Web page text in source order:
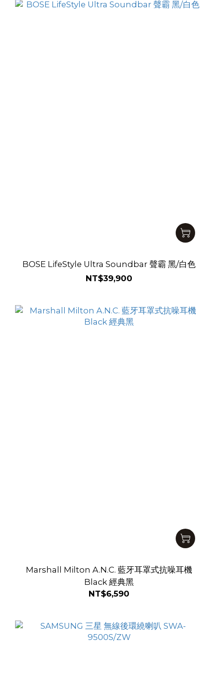
BOSE LifeStyle Ultra Soundbar 聲霸 黑/白色
NT$39,900
Marshall Milton A.N.C. 藍牙耳罩式抗噪耳機
Black 經典黑
NT$6,590